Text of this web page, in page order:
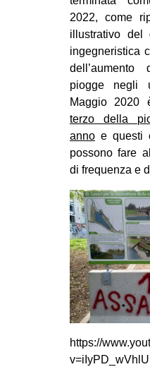
2022, come
illustrativo del
ingegneristica
dell’aumento
piogge negli
Maggio 2020
terzo della
anno e questi
possono fare
di frequenza e
https://
v=iIyPD_wVhlU